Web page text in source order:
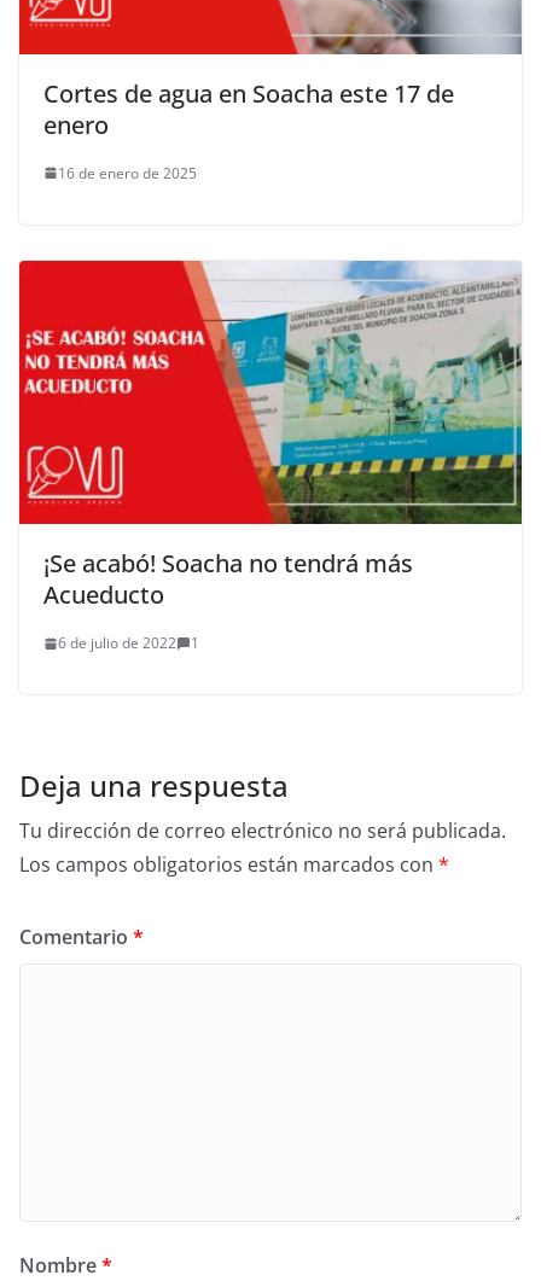
Cortes de agua en Soacha este 17 de
enero
16 de enero de 2025
¡Se acabó! Soacha no tendrá más
Acueducto
6 de julio de 2022 1
Deja una respuesta
Tu dirección de correo electrónico no será publicada.
Los campos obligatorios están marcados con *
Comentario *
Nombre*